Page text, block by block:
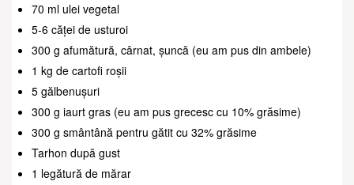
70 ml ulei vegetal
5-6 căței de usturoi
300 g afumătură, cârnat, șuncă (eu am pus din ambele)
1 kg de cartofi roșii
5 gălbenușuri
300 g iaurt gras (eu am pus grecesc cu 10% grăsime)
300 g smântână pentru gătit cu 32% grăsime
Tarhon după gust
1 legătură de mărar